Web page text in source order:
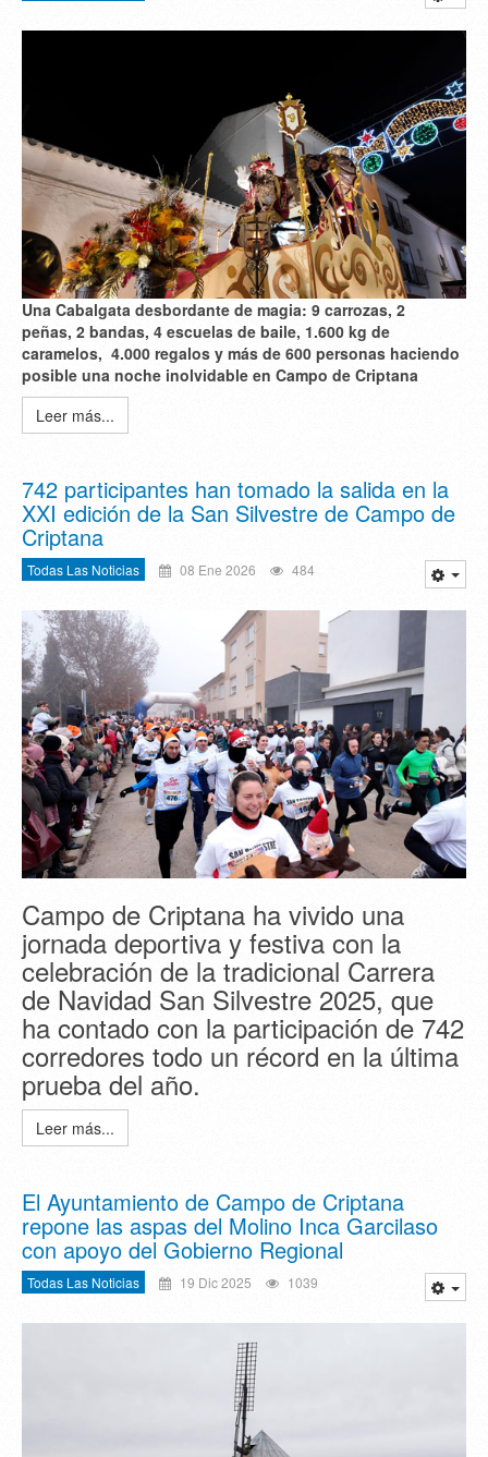
Una Cabalgata desbordante de magia: 9 carrozas, 2
peñas, 2 bandas, 4 escuelas de baile, 1.600 kg de
caramelos, 4.000 regalos y más de 600 personas haciendo
posible una noche inolvidable en Campo de Criptana
Leer más...
742 participantes han tomado la salida en la
XXI edición de la San Silvestre de Campo de
Criptana
Todas Las Noticias 08 Ene 2026 484
Campo de Criptana ha vivido una
jornada deportiva y festiva con la
celebración de la tradicional Carrera
de Navidad San Silvestre 2025, que
ha contado con la participación de 742
corredores todo un récord en la última
prueba del año.
Leer más...
El Ayuntamiento de Campo de Criptana
repone las aspas del Molino Inca Garcilaso
con apoyo del Gobierno Regional
Todas Las Noticias 19 Dic 2025 1039